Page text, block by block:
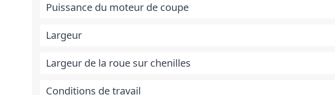
Puissance du moteur de coupe
Largeur
Largeur de la roue sur chenilles
Conditions de travail